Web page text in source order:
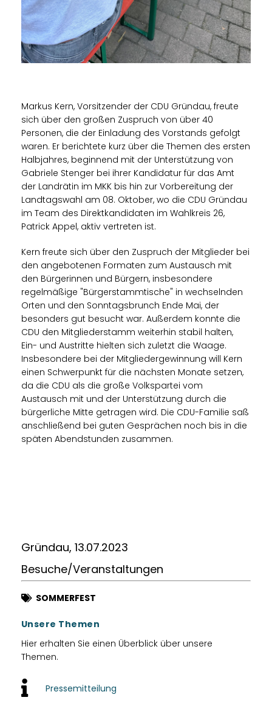
Markus Kern, Vorsitzender der CDU Gründau, freute
sich über den großen Zuspruch von über 40
Personen, die der Einladung des Vorstands gefolgt
waren. Er berichtete kurz über die Themen des ersten
Halbjahres, beginnend mit der Unterstützung von
Gabriele Stenger bei ihrer Kandidatur für das Amt
der Landrätin im MKK bis hin zur Vorbereitung der
Landtagswahl am 08. Oktober, wo die CDU Gründau
im Team des Direktkandidaten im Wahlkreis 26,
Patrick Appel, aktiv vertreten ist.
Kern freute sich über den Zuspruch der Mitglieder bei
den angebotenen Formaten zum Austausch mit
den Bürgerinnen und Bürgern, insbesondere
regelmäßige "Bürgerstammtische" in wechselnden
Orten und den Sonntagsbrunch Ende Mai, der
besonders gut besucht war. Außerdem konnte die
CDU den Mitgliederstamm weiterhin stabil halten,
Ein- und Austritte hielten sich zuletzt die Waage.
Insbesondere bei der Mitgliedergewinnung will Kern
einen Schwerpunkt für die nächsten Monate setzen,
da die CDU als die große Volkspartei vom
Austausch mit und der Unterstützung durch die
bürgerliche Mitte getragen wird. Die CDU-Familie saß
anschließend bei guten Gesprächen noch bis in die
späten Abendstunden zusammen.
Gründau, 13.07.2023
Besuche/Veranstaltungen
SOMMERFEST
Unsere Themen
Hier erhalten Sie einen Überblick über unsere
Themen.
Pressemitteilung